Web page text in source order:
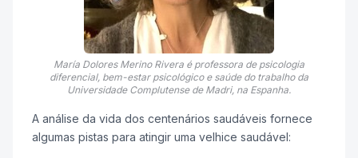
María Dolores Merino Rivera é professora de psicologia
diferencial, bem-estar psicológico e saúde do trabalho da
Universidade Complutense de Madri, na Espanha.
A análise da vida dos centenários saudáveis fornece
algumas pistas para atingir uma velhice saudável: